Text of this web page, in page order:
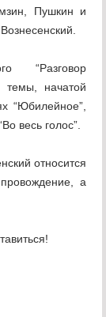
Пушкин и
“Разговор
начатой
“Юбилейное”,
весь голос”.
относится
а